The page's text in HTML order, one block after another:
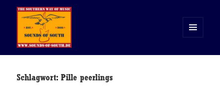
WIDGETS
Schlagwort:Pille peerlings